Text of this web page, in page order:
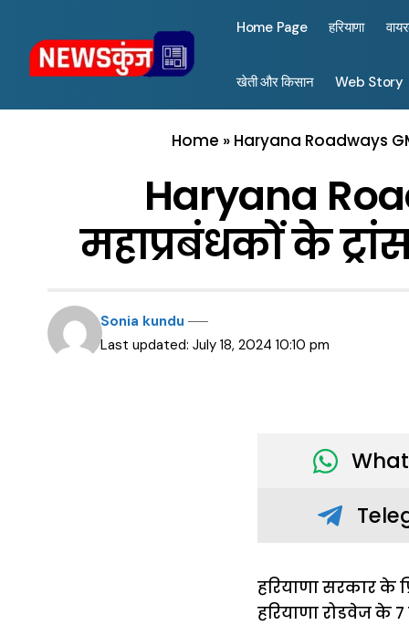
Home Page हरियाणा
खेती और किसान Web Story
Home » Haryana Roadways
Haryana
महाप्रबंधकों के
Last updated: July 18, 2024 10:10 pm
Sonia kundu
हरियाणा सरकार के
हरियाणा रोडवेज के